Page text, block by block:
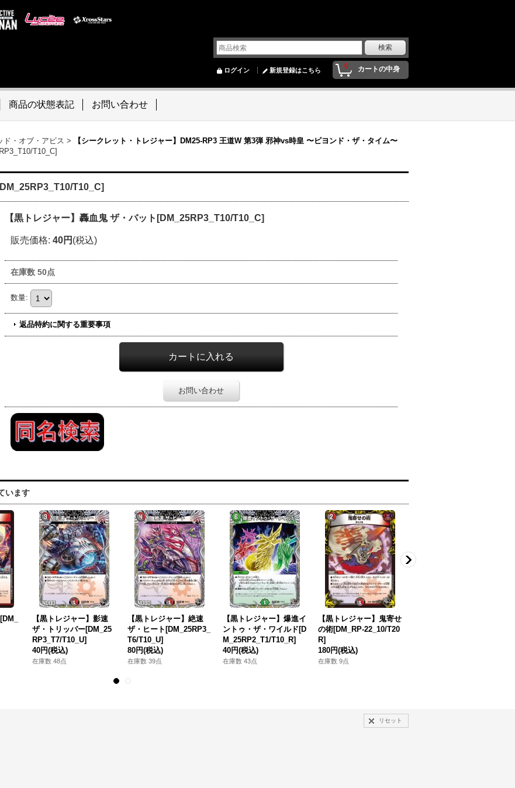
0 カートの中身
ログイン 新規登録はこちら
商品の状態表記 お問い合わせ
ド・オブ・アビス >
【シークレット・トレジャー】DM25-RP3 王道W 第3弾 邪神vs時皇 〜ビヨンド・ザ・タイム〜
T10_C]
T10_C]
【黒トレジャー】轟血鬼 ザ・バット[DM_25RP3_T10/T10_C]
販売価格: 40円 (税込)
在庫数 50点
数量:
返品特約に関する重要事項
お問い合わせ
います
【黒トレジャー】影速
ザ・トリッパー[DM_25
RP3_T7/T10_U]
40円(税込)
在庫数 48点
【黒トレジャー】絶速
ザ・ヒート[DM_25RP3_
T6/T10_U]
80円(税込)
在庫数 39点
【黒トレジャー】爆進イ
ントゥ・ザ・ワイルド[D
M_25RP2_T1/T10_R]
40円(税込)
在庫数 43点
【黒トレジャー】鬼寄せ
の術[DM_RP-22_10/T20
R]
180円(税込)
在庫数 9点
リセット